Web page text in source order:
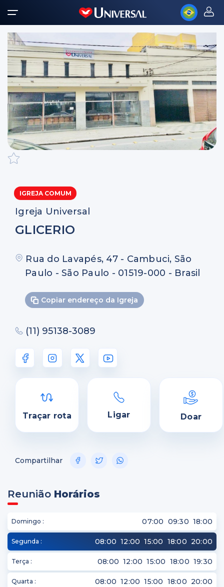
IGREJA COMUM
Igreja Universal
GLICERIO
Rua do Lavapés, 47 - Cambuci, São
Paulo - São Paulo - 01519-000 - Brasil
Copiar endereço da Igreja
(11) 95138-3089
Traçar rota Ligar Doar
Compartilhar
Reunião Horários
Domingo 07:00 09:30 18:00
Segunda 08:00 12:00 15:00 18:00 20:00
Terça 08:00 12:00 15:00 18:00 19:30
Quarta 08:00 12:00 15:00 18:00 20:00